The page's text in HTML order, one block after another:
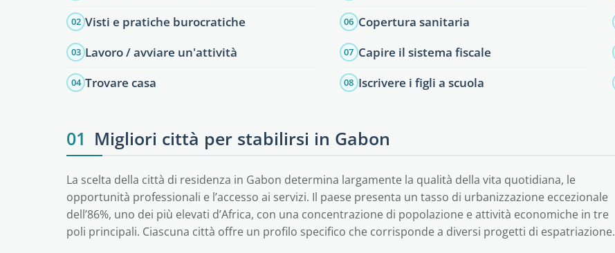
02 Visti e pratiche burocratiche
03 Lavoro / avviare un'attività
04 Trovare casa
06 Copertura sanitaria
07 Capire il sistema fiscale
08 Iscrivere i figli a scuola
01 Migliori città per stabilirsi in Gabon
La scelta della città di residenza in Gabon determina largamente la qualità della vita quotidiana, le
opportunità professionali e l’accesso ai servizi. Il paese presenta un tasso di urbanizzazione eccezionale
dell’86%, uno dei più elevati d’Africa, con una concentrazione di popolazione e attività economiche in tre
poli principali. Ciascuna città offre un profilo specifico che corrisponde a diversi progetti di espatriazione.